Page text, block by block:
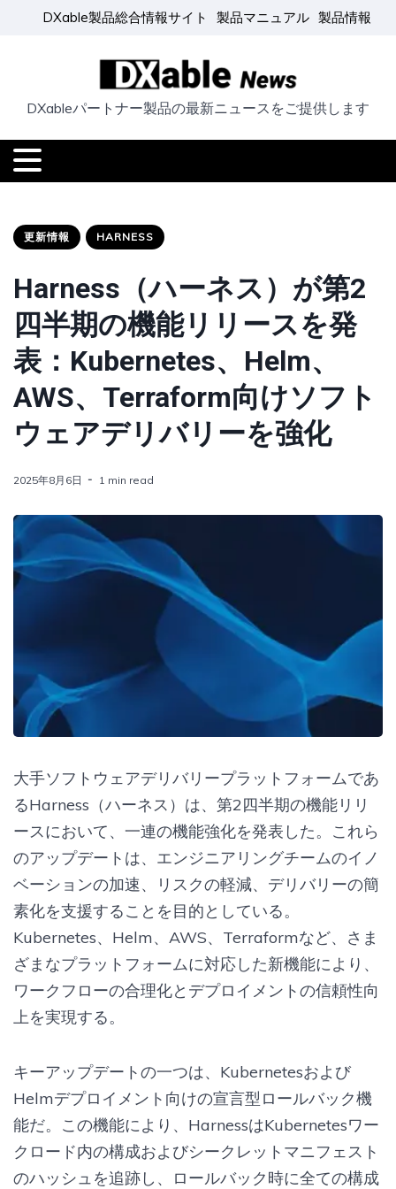
DXable製品総合情報サイト 製品マニュアル 製品情報
DXableパートナー製品の最新ニュースをご提供します
更新情報 HARNESS
Harness（ハーネス）が第2
四半期の機能リリースを発
表：Kubernetes、Helm、
AWS、Terraform向けソフト
ウェアデリバリーを強化
2025年8月6日 1 min read
大手ソフトウェアデリバリープラットフォームであ
るHarness（ハーネス）は、第2四半期の機能リリ
ースにおいて、一連の機能強化を発表した。これら
のアップデートは、エンジニアリングチームのイノ
ベーションの加速、リスクの軽減、デリバリーの簡
素化を支援することを目的としている。
Kubernetes、Helm、AWS、Terraformなど、さま
ざまなプラットフォームに対応した新機能により、
ワークフローの合理化とデプロイメントの信頼性向
上を実現する。
キーアップデートの一つは、Kubernetesおよび
Helmデプロイメント向けの宣言型ロールバック機
能だ。この機能により、HarnessはKubernetesワー
クロード内の構成およびシークレットマニフェスト
のハッシュを追跡し、ロールバック時に全ての構成